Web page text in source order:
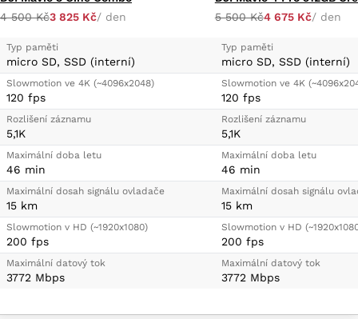
4 500 Kč3 825 Kč/ den
Typ paměti
micro SD, SSD (interní)
Slowmotion ve 4K (~4096x2048)
120 fps
Rozlišení záznamu
5,1K
Maximální doba letu
46 min
Maximální dosah signálu ovladače
15 km
Slowmotion v HD (~1920x1080)
200 fps
Maximální datový tok
3772 Mbps
5 500 Kč4 675 Kč/ den
Typ paměti
micro SD, SSD (interní)
Slowmotion ve 4K
120 fps
Rozlišení záznamu
5,1K
Maximální doba letu
46 min
Maximální dosah signálu
15 km
Slowmotion v HD
200 fps
Maximální datový tok
3772 Mbps